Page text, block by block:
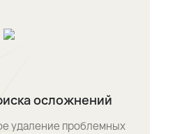
осложнений
удаление проблемных